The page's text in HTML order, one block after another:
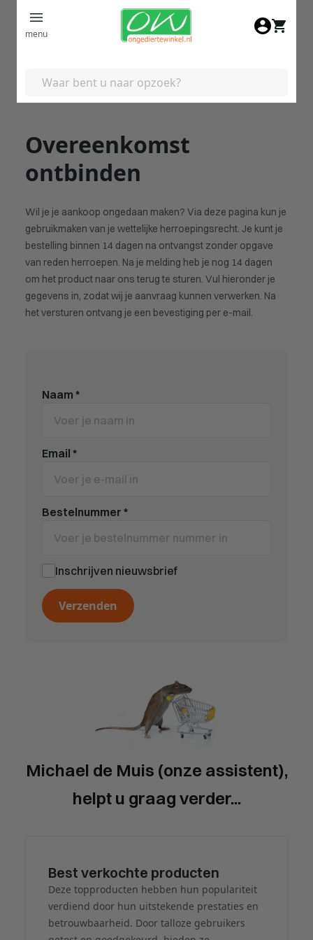
menu
Overeenkomst
ontbinden
Wil je je aankoop ongedaan maken? Via deze pagina kun je
gebruikmaken van je wettelijke herroepingsrecht. Je kunt je
bestelling binnen 14 dagen na ontvangst zonder opgave
van reden herroepen. Na je melding heb je nog 14 dagen
om het product naar ons terug te sturen. Vul hieronder je
gegevens in, zodat wij je aanvraag kunnen verwerken. Na
het versturen ontvang je een bevestiging per e-mail.
Naam *
Email *
Bestelnummer *
Inschrijven nieuwsbrief
Verzenden
Michael de Muis (onze assistent),
helpt u graag verder...
Best verkochte producten
Deze topproducten hebben hun populariteit
verdiend door hun uitstekende prestaties en
betrouwbaarheid. Door talloze gebruikers